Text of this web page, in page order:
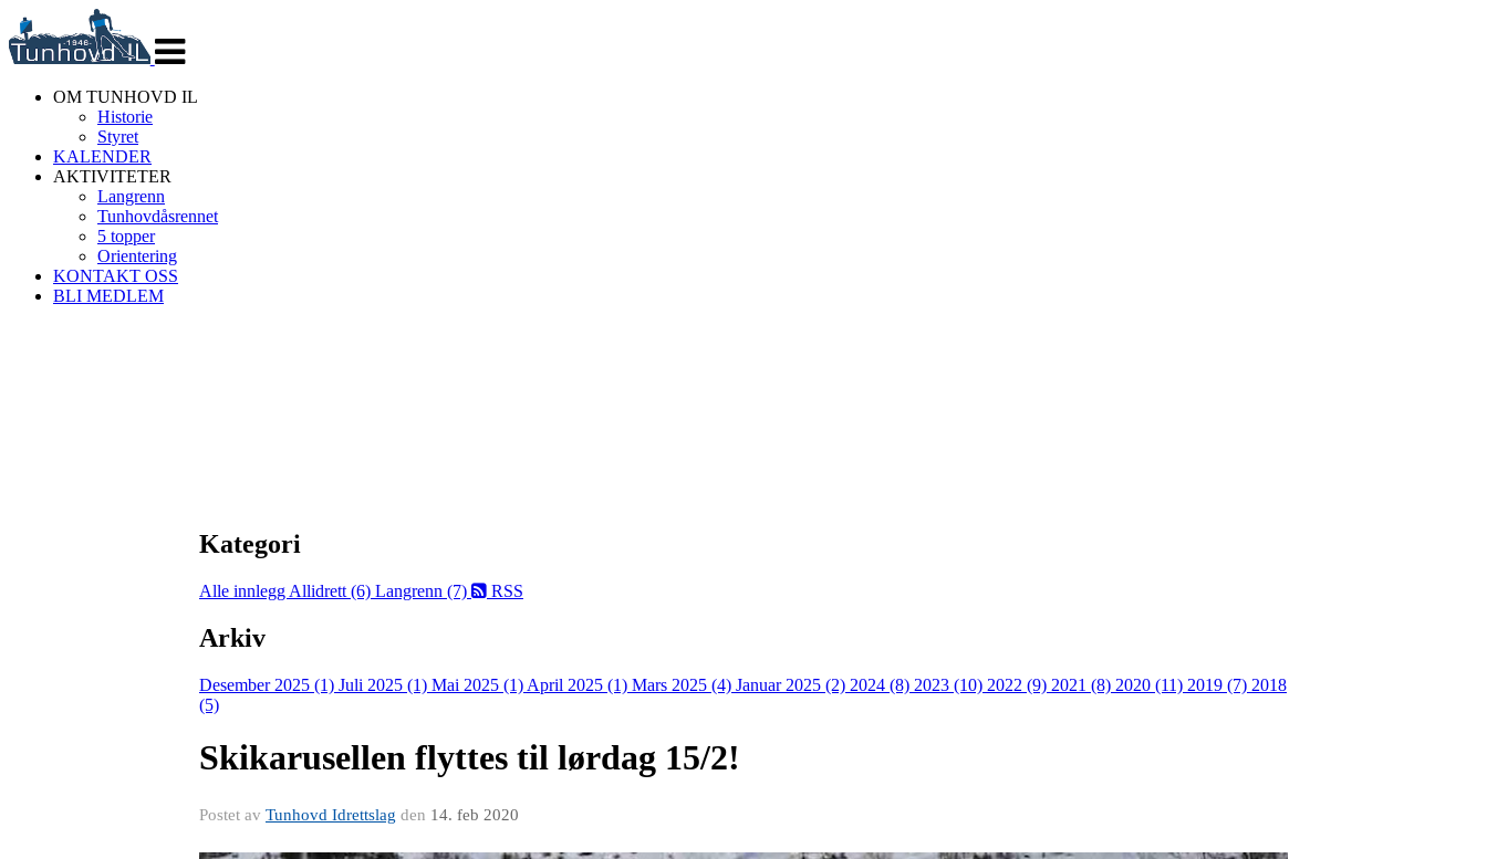
navigasjon
OM TUNHOVD IL
Historie
Styret
KALENDER
AKTIVITETER
Langrenn
Tunhovdåsrennet
5 topper
Orientering
KONTAKT OSS
BLI MEDLEM
Kategori
Alle innlegg Allidrett (6) Langrenn (7) RSS
Arkiv
Desember 2025 (1) Juli 2025 (1) Mai 2025 (1) April 2025 (1) Mars 2025 (4) Januar 2025 (2) 2024 (8) 2023 (10) 2022 (9) 2021 (8) 2020 (11) 2019 (7) 2018
(5)
Skikarusellen flyttes til lørdag 15/2!
Postet av Tunhovd Idrettslag den 14. feb 2020